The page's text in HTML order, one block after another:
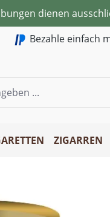
dienen
Bezahle einfach
ZIGARREN